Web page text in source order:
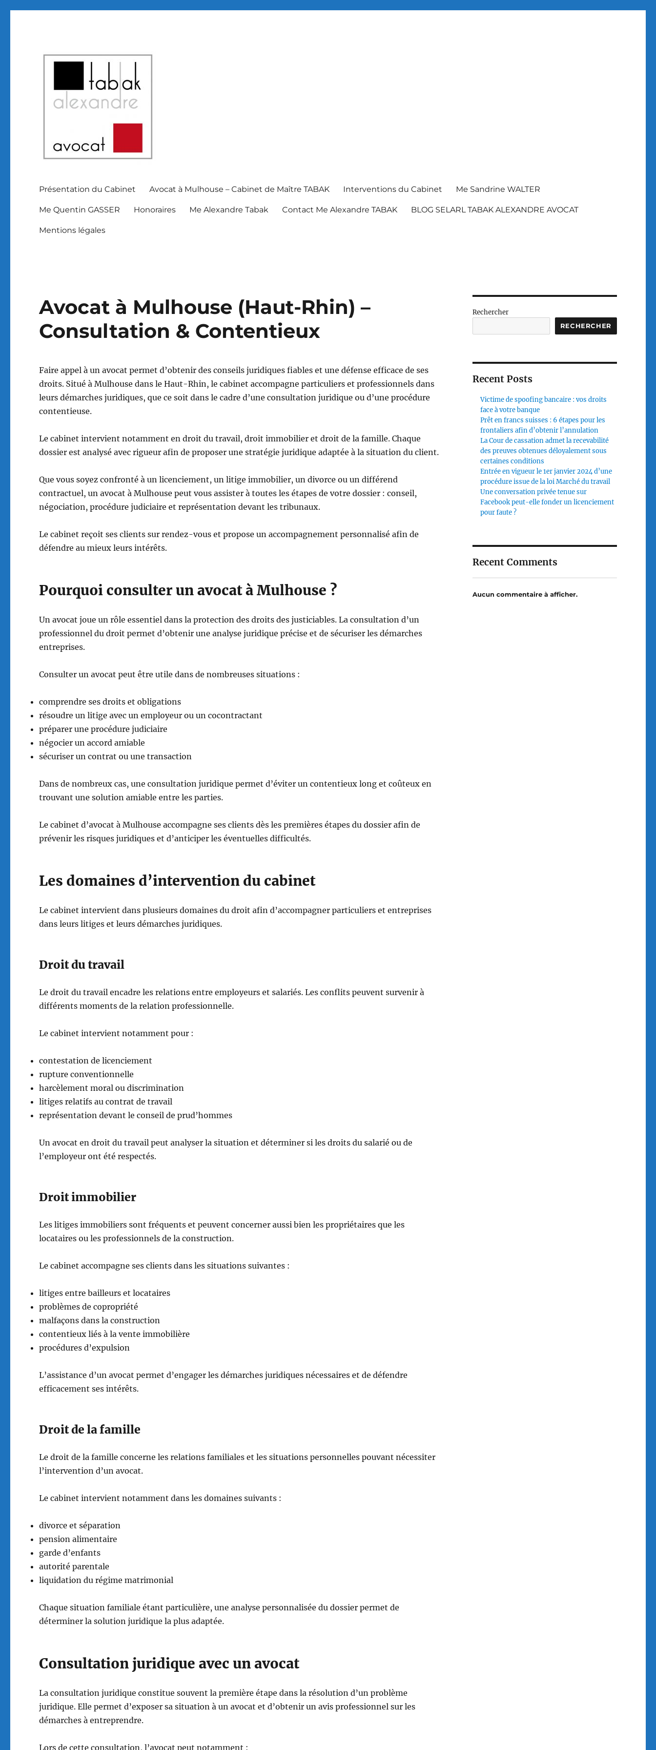
Présentation du Cabinet Avocat à Mulhouse – Cabinet de Maître TABAK Interventions du Cabinet Me Sandrine WALTER
Me Quentin GASSER Honoraires Me Alexandre Tabak Contact Me Alexandre TABAK BLOG SELARL TABAK ALEXANDRE AVOCAT
Mentions légales
Avocat à Mulhouse (Haut-Rhin) –
Consultation & Contentieux
Faire appel à un avocat permet d’obtenir des conseils juridiques fiables et une défense efficace de ses
droits. Situé à Mulhouse dans le Haut-Rhin, le cabinet accompagne particuliers et professionnels dans
leurs démarches juridiques, que ce soit dans le cadre d’une consultation juridique ou d’une procédure
contentieuse.
Le cabinet intervient notamment en droit du travail, droit immobilier et droit de la famille. Chaque
dossier est analysé avec rigueur afin de proposer une stratégie juridique adaptée à la situation du client.
Que vous soyez confronté à un licenciement, un litige immobilier, un divorce ou un différend
contractuel, un avocat à Mulhouse peut vous assister à toutes les étapes de votre dossier : conseil,
négociation, procédure judiciaire et représentation devant les tribunaux.
Le cabinet reçoit ses clients sur rendez-vous et propose un accompagnement personnalisé afin de
défendre au mieux leurs intérêts.
Pourquoi consulter un avocat à Mulhouse ?
Un avocat joue un rôle essentiel dans la protection des droits des justiciables. La consultation d’un
professionnel du droit permet d’obtenir une analyse juridique précise et de sécuriser les démarches
entreprises.
Consulter un avocat peut être utile dans de nombreuses situations :
comprendre ses droits et obligations
résoudre un litige avec un employeur ou un cocontractant
préparer une procédure judiciaire
négocier un accord amiable
sécuriser un contrat ou une transaction
Dans de nombreux cas, une consultation juridique permet d’éviter un contentieux long et coûteux en
trouvant une solution amiable entre les parties.
Le cabinet d’avocat à Mulhouse accompagne ses clients dès les premières étapes du dossier afin de
prévenir les risques juridiques et d’anticiper les éventuelles difficultés.
Les domaines d’intervention du cabinet
Le cabinet intervient dans plusieurs domaines du droit afin d’accompagner particuliers et entreprises
dans leurs litiges et leurs démarches juridiques.
Droit du travail
Le droit du travail encadre les relations entre employeurs et salariés. Les conflits peuvent survenir à
différents moments de la relation professionnelle.
Le cabinet intervient notamment pour :
contestation de licenciement
rupture conventionnelle
harcèlement moral ou discrimination
litiges relatifs au contrat de travail
représentation devant le conseil de prud’hommes
Un avocat en droit du travail peut analyser la situation et déterminer si les droits du salarié ou de
l’employeur ont été respectés.
Droit immobilier
Les litiges immobiliers sont fréquents et peuvent concerner aussi bien les propriétaires que les
locataires ou les professionnels de la construction.
Le cabinet accompagne ses clients dans les situations suivantes :
litiges entre bailleurs et locataires
problèmes de copropriété
malfaçons dans la construction
contentieux liés à la vente immobilière
procédures d’expulsion
L’assistance d’un avocat permet d’engager les démarches juridiques nécessaires et de défendre
efficacement ses intérêts.
Droit de la famille
Le droit de la famille concerne les relations familiales et les situations personnelles pouvant nécessiter
l’intervention d’un avocat.
Le cabinet intervient notamment dans les domaines suivants :
divorce et séparation
pension alimentaire
garde d’enfants
autorité parentale
liquidation du régime matrimonial
Chaque situation familiale étant particulière, une analyse personnalisée du dossier permet de
déterminer la solution juridique la plus adaptée.
Consultation juridique avec un avocat
La consultation juridique constitue souvent la première étape dans la résolution d’un problème
juridique. Elle permet d’exposer sa situation à un avocat et d’obtenir un avis professionnel sur les
démarches à entreprendre.
Lors de cette consultation, l’avocat peut notamment :
Rechercher
RECHERCHER
Recent Posts
Victime de spoofing bancaire : vos droits
face à votre banque
Prêt en francs suisses : 6 étapes pour les
frontaliers afin d’obtenir l’annulation
La Cour de cassation admet la recevabilité
des preuves obtenues déloyalement sous
certaines conditions
Entrée en vigueur le 1er janvier 2024 d’une
procédure issue de la loi Marché du travail
Une conversation privée tenue sur
Facebook peut-elle fonder un licenciement
pour faute ?
Recent Comments
Aucun commentaire à afficher.